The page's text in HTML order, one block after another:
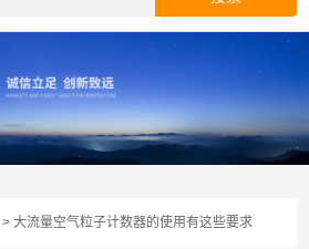
> 大流量空气粒子计数器的使用有这些要求